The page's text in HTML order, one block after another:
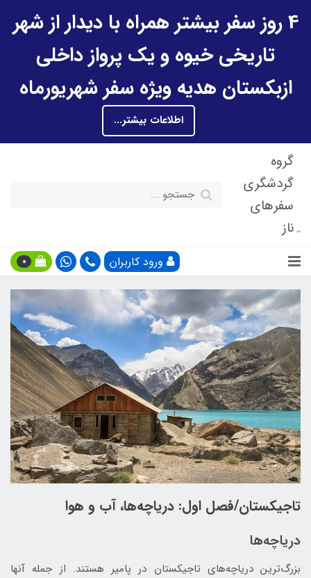
4 روز سفر بیشتر همراه با دیدار از شهر
تاریخی خیوه و یک پرواز داخلی
ازبکستان هدیه ویژه سفر شهریورماه
اطلاعات بیشتر...
گروه
گردشگری
سفرهای
ناز
ورود کاربران 0
تاجیکستان/فصل اول: دریاچه‌ها، آب و هوا
دریاچه‌ها
بزرگ‌ترین دریاچه‌های تاجیکستان در پامیر هستند. از جمله‌ آنها